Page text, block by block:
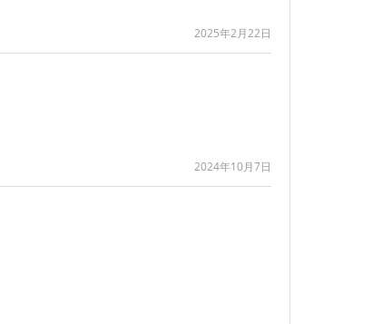
2025年2月22日
2024年10月7日